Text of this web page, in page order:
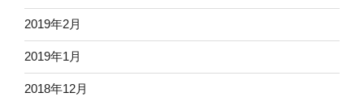
2019年2月
2019年1月
2018年12月